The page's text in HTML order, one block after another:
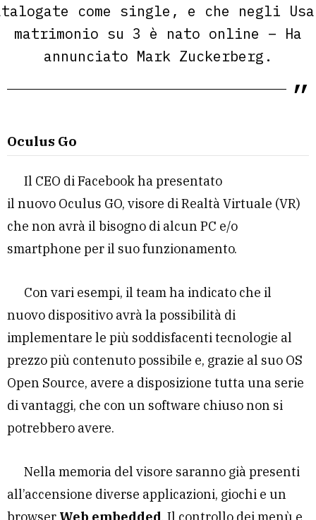
come single, e che negli
matrimonio su 3 è nato online – Ha
annunciato Mark Zuckerberg.
Oculus Go
Il CEO di Facebook ha presentato
il nuovo Oculus GO, visore di Realtà Virtuale (VR)
che non avrà il bisogno di alcun PC e/o
smartphone per il suo funzionamento.
Con vari esempi, il team ha indicato che il
nuovo dispositivo avrà la possibilità di
implementare le più soddisfacenti tecnologie al
prezzo più contenuto possibile e, grazie al suo OS
Open Source, avere a disposizione tutta una serie
di vantaggi, che con un software chiuso non si
potrebbero avere.
Nella memoria del visore saranno già presenti
all’accensione diverse applicazioni, giochi e un
browser Web embedded . Il controllo dei menù e